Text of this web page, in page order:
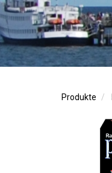
Produkte